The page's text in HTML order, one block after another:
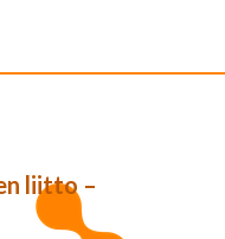
liitto –